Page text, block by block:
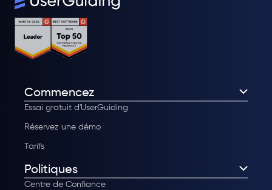
Commencez
Essai gratuit d'UserGuiding
Réservez une démo
Tarifs
Politiques
Centre de Confiance